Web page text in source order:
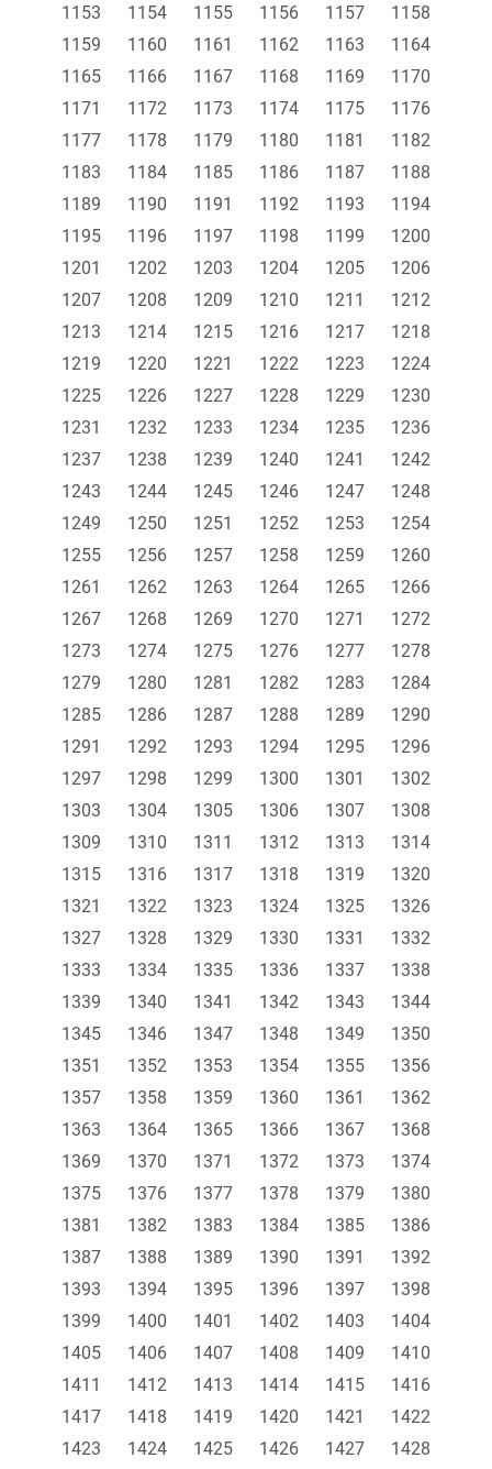
1153 1154 1155 1156 1157
1158
1159
1160 1161 1162 1163
1164
1165
1166 1167 1168 1169
1170
1171
1172 1173 1174 1175
1176
1177
1178 1179 1180 1181
1182
1183
1184 1185 1186 1187
1188
1189
1190 1191 1192 1193
1194
1195
1196 1197 1198 1199
1200
1201
1202 1203 1204 1205
1206
1207
1208 1209 1210 1211
1212
1213
1214 1215 1216 1217
1218
1219
1220 1221 1222 1223
1224
1225
1226 1227 1228 1229
1230
1231
1232 1233 1234 1235
1236
1237
1238 1239 1240 1241
1242
1243
1244 1245 1246 1247
1248
1249
1250 1251 1252 1253
1254
1255
1256 1257 1258 1259
1260
1261
1262 1263 1264 1265
1266
1267
1268 1269 1270 1271
1272
1273
1274 1275 1276 1277
1278
1279
1280 1281 1282 1283
1284
1285
1286 1287 1288 1289
1290
1291
1292 1293 1294 1295
1296
1297
1298 1299 1300 1301
1302
1303
1304 1305 1306 1307
1308
1309
1310 1311 1312 1313
1314
1315
1316 1317 1318 1319
1320
1321
1322 1323 1324 1325
1326
1327
1328 1329 1330 1331
1332
1333
1334 1335 1336 1337
1338
1339
1340 1341 1342 1343
1344
1345
1346 1347 1348 1349
1350
1351
1352 1353 1354 1355
1356
1357
1358 1359 1360 1361
1362
1363
1364 1365 1366 1367
1368
1369
1370 1371 1372 1373
1374
1375
1376 1377 1378 1379
1380
1381
1382 1383 1384 1385
1386
1387
1388 1389 1390 1391
1392
1393
1394 1395 1396 1397
1398
1399
1400 1401 1402 1403
1404
1405
1406 1407 1408 1409
1410
1411
1412 1413 1414 1415
1416
1417
1418 1419 1420 1421
1422
1423
1424 1425 1426 1427
1428